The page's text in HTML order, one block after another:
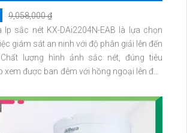
9,058,000 ₫
Ip sắc nét KX-DAi2204N-EAB là lựa chọn
giám sát an ninh với độ phân giải lên đến
xem được ban đêm với hồng ngoại lên đến
không giảm chất lượng, phù hợp cho căn